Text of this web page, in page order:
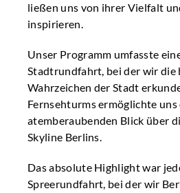
ließen uns von ihrer Vielfalt
inspirieren.
Unser Programm umfasste
Stadtrundfahrt, bei der wir die
Wahrzeichen der Stadt
Fernsehturms ermöglichte uns
atemberaubenden Blick über
Skyline Berlins.
Das absolute Highlight war
Spreerundfahrt, bei der wir